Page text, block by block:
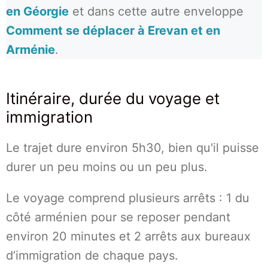
en Géorgie et dans cette autre enveloppe
Comment se déplacer à Erevan et en
Arménie.
Itinéraire, durée du voyage et
immigration
Le trajet dure environ 5h30, bien qu'il puisse
durer un peu moins ou un peu plus.
Le voyage comprend plusieurs arrêts : 1 du
côté arménien pour se reposer pendant
environ 20 minutes et 2 arrêts aux bureaux
d’immigration de chaque pays.